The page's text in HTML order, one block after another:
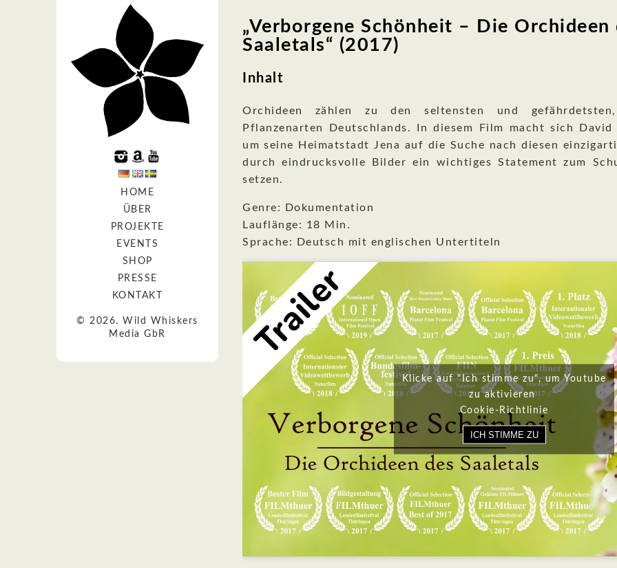
HOME
ÜBER
PROJEKTE
EVENTS
SHOP
PRESSE
KONTAKT
© 2026. Wild Whiskers
Media GbR
„Verborgene Schönheit – Die Orchideen
Saaletals“ (2017)
Inhalt
Orchideen zählen zu den seltensten und
Pflanzenarten Deutschlands. In diesem Film macht sich
um seine Heimatstadt Jena auf die Suche nach diesen
durch eindrucksvolle Bilder ein wichtiges Statement zum
setzen.
Genre: Dokumentation
Lauflänge: 18 Min.
Sprache: Deutsch mit englischen Untertiteln
Klicke auf "Ich stimme zu", um Youtube
zu aktivieren
Cookie-Richtlinie
ICH STIMME ZU